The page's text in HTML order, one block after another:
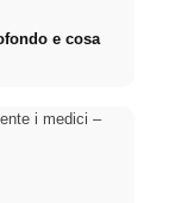
e cosa